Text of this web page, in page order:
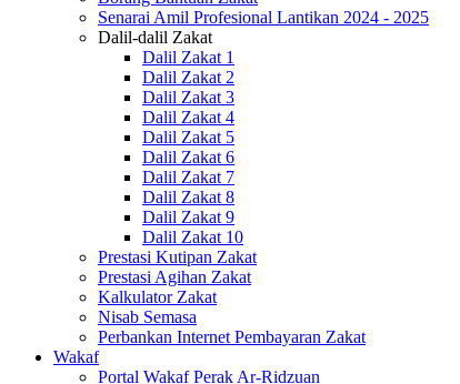
Senarai Amil Profesional Lantikan 2024 - 2025
Dalil-dalil Zakat
Dalil Zakat 1
Dalil Zakat 2
Dalil Zakat 3
Dalil Zakat 4
Dalil Zakat 5
Dalil Zakat 6
Dalil Zakat 7
Dalil Zakat 8
Dalil Zakat 9
Dalil Zakat 10
Prestasi Kutipan Zakat
Prestasi Agihan Zakat
Kalkulator Zakat
Nisab Semasa
Perbankan Internet Pembayaran Zakat
Wakaf
Portal Wakaf Perak Ar-Ridzuan